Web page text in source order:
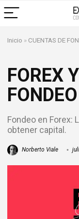
Inicio » CUENTAS DE
FOREX
FONDEO
Fondeo en Forex:
obtener capital.
Norberto Viale